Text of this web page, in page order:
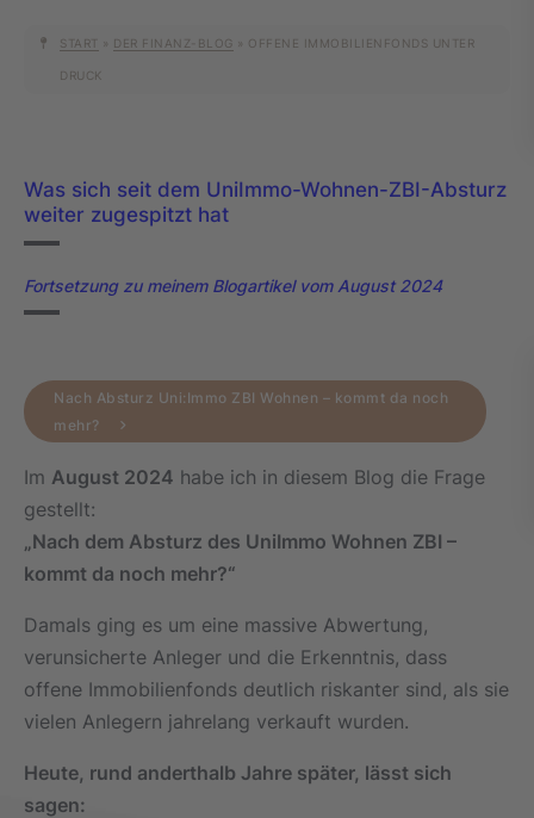
START » DER FINANZ-BLOG » OFFENE IMMOBILIENFONDS UNTER
DRUCK
Was sich seit dem UniImmo-Wohnen-ZBI-Absturz
weiter zugespitzt hat
Fortsetzung zu meinem Blogartikel vom August 2024
Nach Absturz Uni:Immo ZBI Wohnen – kommt da noch
mehr?
Im August 2024 habe ich in diesem Blog die Frage
gestellt:
„Nach dem Absturz des UniImmo Wohnen ZBI –
kommt da noch mehr?“
Damals ging es um eine massive Abwertung,
verunsicherte Anleger und die Erkenntnis, dass
offene Immobilienfonds deutlich riskanter sind, als sie
vielen Anlegern jahrelang verkauft wurden.
Heute, rund anderthalb Jahre später, lässt sich
sagen: